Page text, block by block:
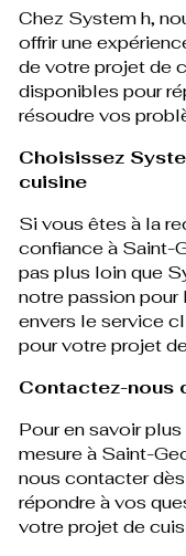
Chez System h,
offrir une
de votre projet de
disponibles pour
résoudre vos
Choisissez
cuisine
Si vous êtes à la
confiance à Saint-
pas plus loin que
notre passion pour
envers le service
pour votre projet
Contactez-nous
Pour en savoir
mesure à Saint-
nous contacter
répondre à vos
votre projet de